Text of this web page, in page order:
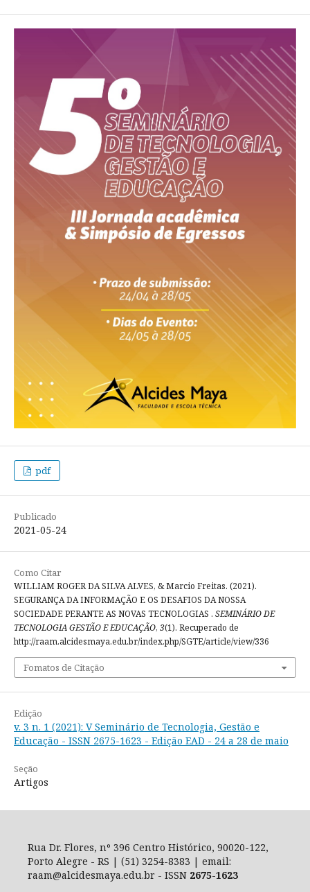
pdf
Publicado
2021-05-24
Como Citar
WILLIAM ROGER DA SILVA ALVES, & Marcio Freitas. (2021).
SEGURANÇA DA INFORMAÇÃO E OS DESAFIOS DA NOSSA
SOCIEDADE PERANTE AS NOVAS TECNOLOGIAS . SEMINÁRIO DE
TECNOLOGIA GESTÃO E EDUCAÇÃO, 3(1). Recuperado de
http://raam.alcidesmaya.edu.br/index.php/SGTE/article/view/336
Fomatos de Citação
Edição
v. 3 n. 1 (2021): V Seminário de Tecnologia, Gestão e
Educação - ISSN 2675-1623 - Edição EAD - 24 a 28 de maio
Seção
Artigos
Rua Dr. Flores, nº 396 Centro Histórico, 90020-122,
Porto Alegre - RS | (51) 3254-8383 | email:
raam@alcidesmaya.edu.br - ISSN 2675-1623